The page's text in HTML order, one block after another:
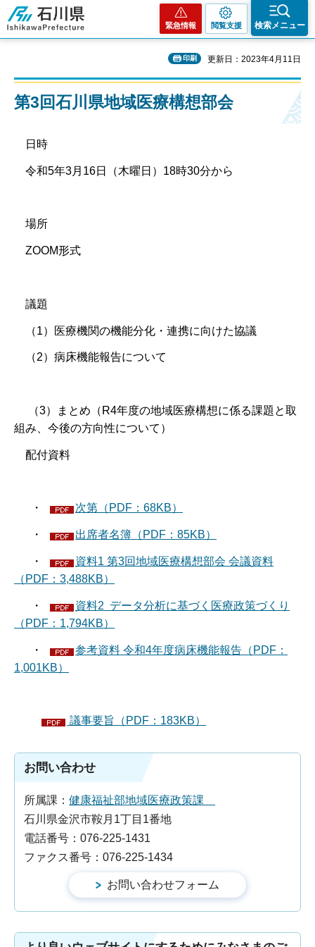
石川県
緊急情報 閲覧支援 検索メニュー
印刷 更新日：2023年4月11日
第3回石川県地域医療構想部会
日時
令和5年3月16日（木曜日）18時30分から
場所
ZOOM形式
議題
（1）医療機関の機能分化・連携に向けた協議
（2）病床機能報告について
（3）まとめ（R4年度の地域医療構想に係る課題と取
組み、今後の方向性について）
配付資料
・ 次第（PDF：68KB）
・ 出席者名簿（PDF：85KB）
・
資料1 第3回地域医療構想部会 会議資料
（PDF：3,488KB）
・
資料2 データ分析に基づく医療政策づくり
（PDF：1,794KB）
・
参考資料 令和4年度病床機能報告（PDF：
1,001KB）
議事要旨（PDF：183KB）
お問い合わせ
所属課： 健康福祉部地域医療政策課
石川県金沢市鞍月1丁目1番地
電話番号：076-225-1431
ファクス番号：076-225-1434